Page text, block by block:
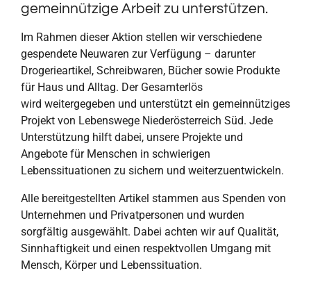
gemeinnützige Arbeit zu unterstützen.
Im Rahmen dieser Aktion stellen wir verschiedene
gespendete Neuwaren zur Verfügung – darunter
Drogerieartikel, Schreibwaren, Bücher sowie Produkte
für Haus und Alltag. Der Gesamterlös
wird weitergegeben und unterstützt ein gemeinnütziges
Projekt von Lebenswege Niederösterreich Süd. Jede
Unterstützung hilft dabei, unsere Projekte und
Angebote für Menschen in schwierigen
Lebenssituationen zu sichern und weiterzuentwickeln.
Alle bereitgestellten Artikel stammen aus Spenden von
Unternehmen und Privatpersonen und wurden
sorgfältig ausgewählt. Dabei achten wir auf Qualität,
Sinnhaftigkeit und einen respektvollen Umgang mit
Mensch, Körper und Lebenssituation.